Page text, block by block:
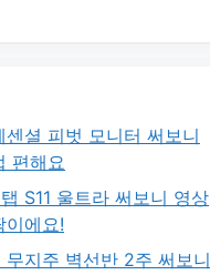
센셜 피벗 모니터 써보니
편해요
S11 울트라 써보니 영상
이에요!
무지주 벽선반 2주 써보니